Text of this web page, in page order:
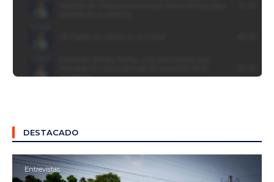
DESTACADO
Entrevistas